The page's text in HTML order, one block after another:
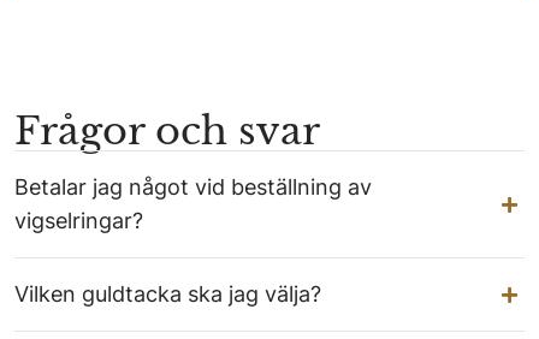
Frågor och svar
Betalar jag något vid beställning av
vigselringar?
Vilken guldtacka ska jag välja?